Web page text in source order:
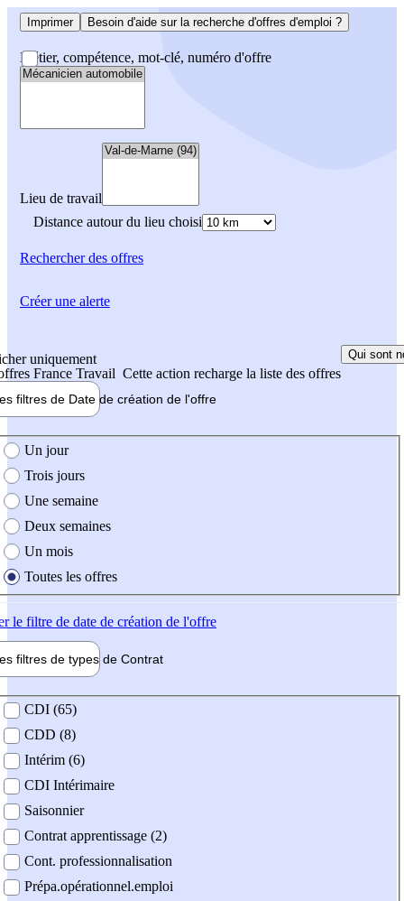
Imprimer Besoin d'aide sur la recherche d'offres d'emploi ?
Métier, compétence, mot-clé, numéro d'offre
Lieu de travail
Distance autour du lieu choisi
Rechercherdes offres
uniquement
France Travail Cette action recharge la liste des offres
Qui sont
filtres de Date de création de l'offre
création de l'offre
Un jour
Trois jours
Une semaine
Deux semaines
Un mois
Toutes les offres
le filtre de date de création de l'offre
filtres de types de Contrat
contrat
CDI (65)
CDD (8)
Intérim (6)
CDI Intérimaire
Saisonnier
Contrat apprentissage (2)
Cont. professionnalisation
Prépa.opérationnel.emploi
Créer une alerte